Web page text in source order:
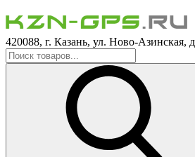
420088, г. Казань, ул. Ново-Азинская,